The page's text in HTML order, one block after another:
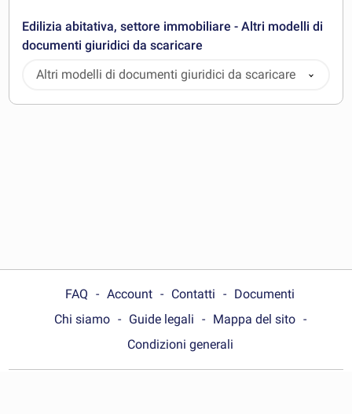
Edilizia abitativa, settore immobiliare - Altri modelli di
documenti giuridici da scaricare
Altri modelli di documenti giuridici da scaricare
FAQ Account Contatti
Documenti
Chi siamo
Guide legali
Mappa del sito
Condizioni generali